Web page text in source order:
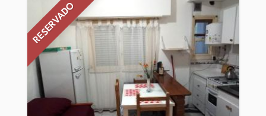
RESERVADO